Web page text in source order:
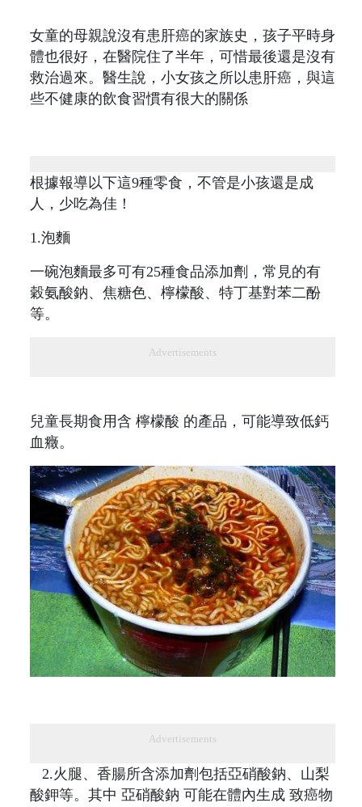
女童的母親說沒有患肝癌的家族史，孩子平時身
體也很好，在醫院住了半年，可惜最後還是沒有
救治過來。醫生說，小女孩之所以患肝癌，與這
些不健康的飲食習慣有很大的關係
根據報導以下這9種零食，不管是小孩還是成
人，少吃為佳！
1.泡麵
一碗泡麵最多可有25種食品添加劑，常見的有
穀氨酸鈉、焦糖色、檸檬酸、特丁基對苯二酚
等。
Advertisements
兒童長期食用含 檸檬酸 的產品，可能導致低鈣
血癥。
Advertisements
2.火腿、香腸所含添加劑包括亞硝酸鈉、山梨
酸鉀等。其中 亞硝酸鈉 可能在體內生成 致癌物